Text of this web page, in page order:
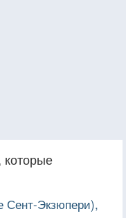
которые
Сент-Экзюпери),